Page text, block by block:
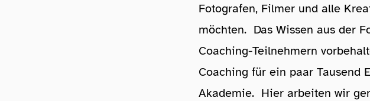
Fotografen, Filmer und alle
möchten. Das Wissen aus der
Coaching-Teilnehmern
Coaching für ein paar Tausend
Akademie. Hier arbeiten wir